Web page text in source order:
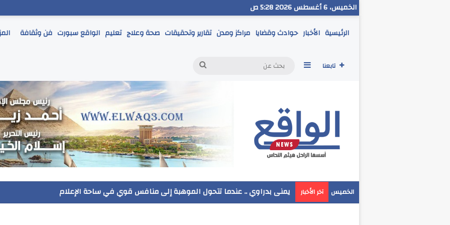
الخميس، 6 أغسطس 2026 5:28 ص
الرئيسية الأخبار حوادث وقضايا مراكز ومدن تقارير وتحقيقات صحة وعلاج تعليم الواقع سبورت فن وثقافة
تابعنا إضافة عمود جانبي
الخميس آخر الأخبار مدير تعليم البحر الاحمر يتابع انطلاق امتحانات الشهادة الإعدادية ويؤكد: الانضباط